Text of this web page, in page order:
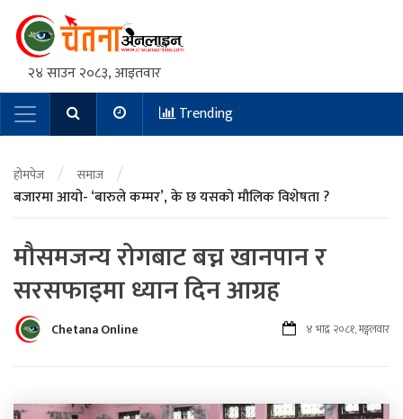
२४ साउन २०८३, आइतवार
Main NavigationTrending
होमपेज / समाज /
बजारमा आयो- ‘बारुले कम्मर’, के छ यसको मौलिक विशेषता ?
मौसमजन्य रोगबाट बच्न खानपान र
सरसफाइमा ध्यान दिन आग्रह
Chetana Online ४ भाद्र २०८१, मङ्गलवार